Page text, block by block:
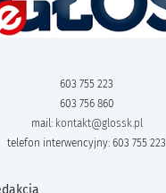
603 755 223
603 756 860
mail: kontakt@glossk.pl
telefon interwencyjny: 603 755 223